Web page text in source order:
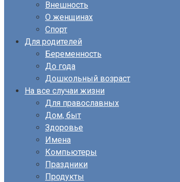
Внешность
О женщинах
Спорт
Для родителей
Беременность
До года
Дошкольный возраст
На все случаи жизни
Для православных
Дом, быт
Здоровье
Имена
Компьютеры
Праздники
Продукты